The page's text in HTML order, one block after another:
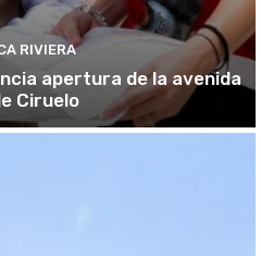
RIVIERA
apertura de la avenida
Ciruelo